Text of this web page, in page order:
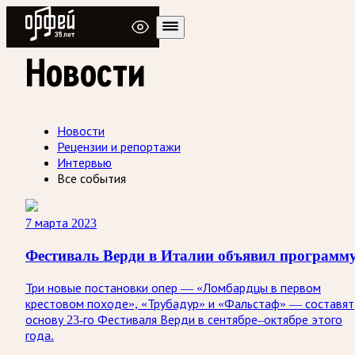
Радио Орфей
Новости
Новости
Рецензии и репортажи
Интервью
Все события
7 марта 2023
Фестиваль Верди в Италии объявил
Три новые постановки опер — «Ломбардцы в первом
крестовом походе», «Трубадур» и «Фальстаф» — составят
основу 23-го Фестиваля Верди в сентябре–октябре этого
года.